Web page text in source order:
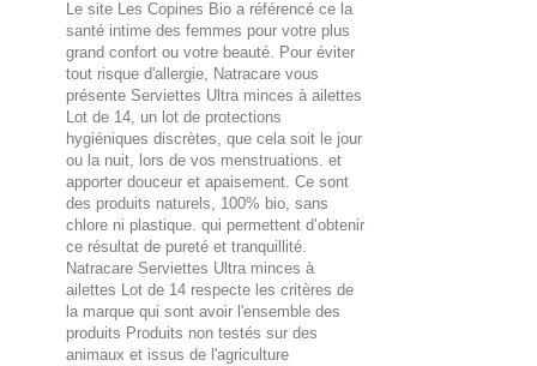
Le site Les Copines Bio a référencé ce la
santé intime des femmes pour votre plus
grand confort ou votre beauté. Pour éviter
tout risque d'allergie, Natracare vous
présente Serviettes Ultra minces à ailettes
Lot de 14, un lot de protections
hygiéniques discrètes, que cela soit le jour
ou la nuit, lors de vos menstruations. et
apporter douceur et apaisement. Ce sont
des produits naturels, 100% bio, sans
chlore ni plastique. qui permettent d’obtenir
ce résultat de pureté et tranquillité.
Natracare Serviettes Ultra minces à
ailettes Lot de 14 respecte les critères de
la marque qui sont avoir l'ensemble des
produits Produits non testés sur des
animaux et issus de l'agriculture